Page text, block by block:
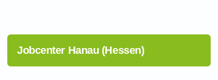
Jobcenter Hanau (Hessen)